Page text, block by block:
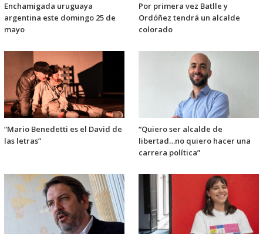
Enchamigada uruguaya
argentina este domingo 25 de
mayo
Por primera vez Batlle y
Ordóñez tendrá un alcalde
colorado
“Mario Benedetti es el David de
las letras”
“Quiero ser alcalde de
libertad…no quiero hacer una
carrera política”